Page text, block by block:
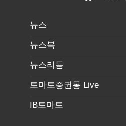
뉴스
뉴스북
뉴스리듬
토마토증권통 Live
IB토마토